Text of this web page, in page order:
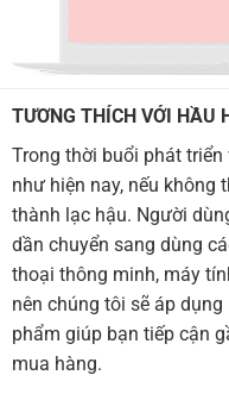
TƯƠNG THÍCH VỚI HẦU
Trong thời buổi phát
như hiện nay, nếu không
thành lạc hậu. Người
dần chuyển sang dùng
thoại thông minh, máy
nên chúng tôi sẽ áp
phẩm giúp bạn tiếp cận
mua hàng.